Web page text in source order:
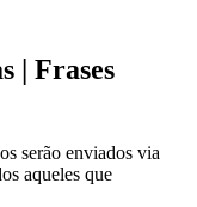
| Frases
serão enviados via
aqueles que